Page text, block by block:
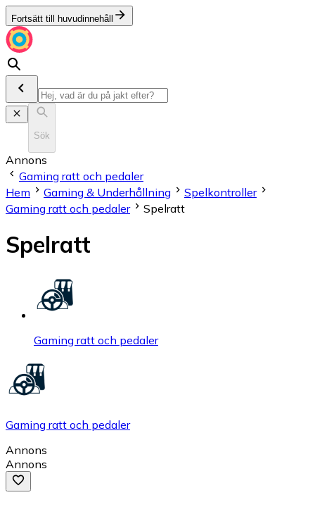
Fortsätt till huvudinnehåll
Sök
Annons
Gaming ratt och pedaler
Hem
Gaming & Underhållning
Spelkontroller
Gaming ratt och pedaler
Spelratt
Spelratt
Gaming ratt och pedaler
Gaming ratt och pedaler
Annons
Annons